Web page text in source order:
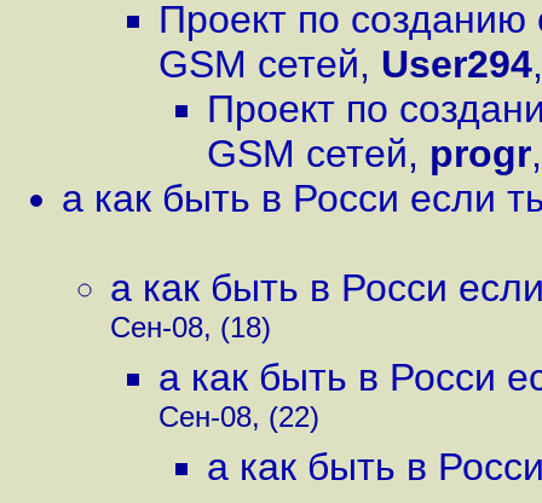
Проект по созданию
GSM сетей, User294
Проект по
GSM сетей, progr
а как быть в Росси если
а как быть в Росси
Сен-08, (18)
а как быть в Росси
Сен-08, (22)
а как быть в